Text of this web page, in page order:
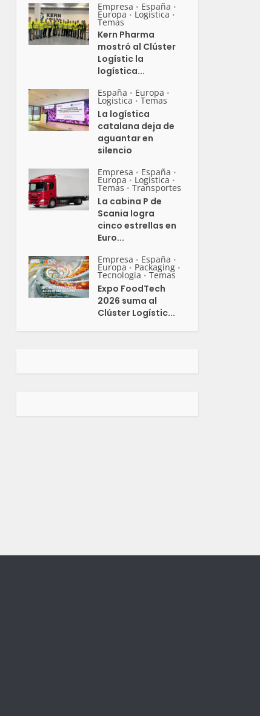
Empresa • España •
Europa • Logistica •
Temas
Kern Pharma
mostró al Clúster
Logístic la
logística...
España • Europa •
Logistica • Temas
La logística
catalana deja de
aguantar en
silencio
Empresa • España •
Europa • Logistica •
Temas • Transportes
La cabina P de
Scania logra
cinco estrellas en
Euro...
Empresa • España •
Europa • Packaging •
Tecnologia • Temas
Expo FoodTech
2026 suma al
Clúster Logístic...